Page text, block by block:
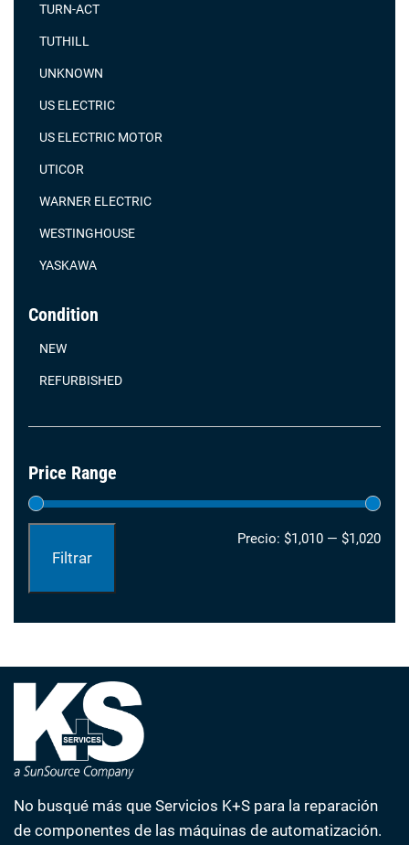
TURN-ACT
TUTHILL
UNKNOWN
US ELECTRIC
US ELECTRIC MOTOR
UTICOR
WARNER ELECTRIC
WESTINGHOUSE
YASKAWA
Condition
NEW
REFURBISHED
Price Range
Filtrar
Precio: $1,010 — $1,020
No busqué más que Servicios K+S para la reparación
de componentes de las máquinas de automatización.